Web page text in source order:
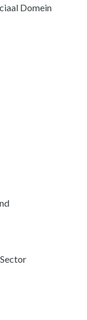
Domein